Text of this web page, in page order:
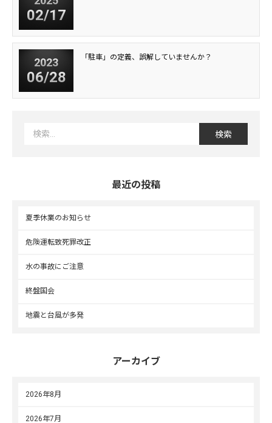
02/17
2023
06/28
「駐車」の定義、誤解していませんか？
最近の投稿
夏季休業のお知らせ
危険運転致死罪改正
水の事故にご注意
終盤国会
地震と台風が多発
アーカイブ
2026年8月
2026年7月